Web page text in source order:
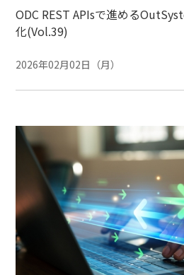
ODC REST APIsで進める
化(Vol.39)
2026年02月02日（月）